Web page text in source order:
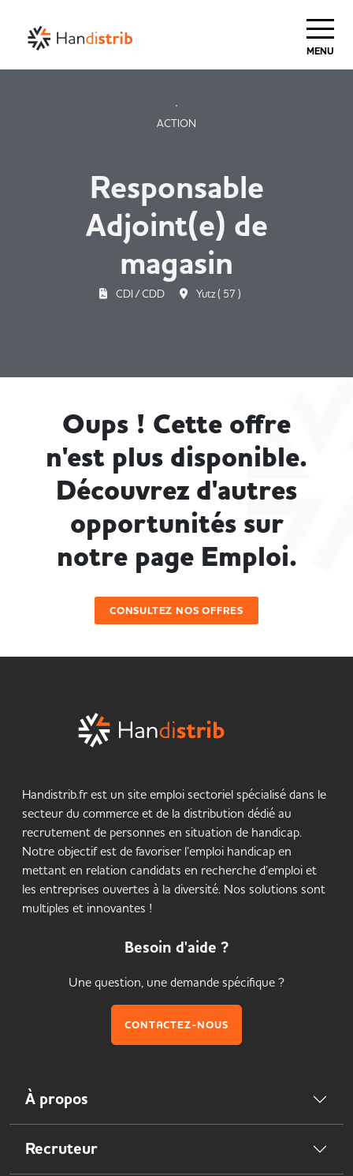
MENU
ACTION
Responsable
Adjoint(e) de
magasin
CDI / CDD Yutz ( 57 )
Oups ! Cette offre
n'est plus disponible.
Découvrez d'autres
opportunités sur
notre page Emploi.
CONSULTEZ NOS OFFRES
Handistrib.fr est un site emploi sectoriel spécialisé dans le
secteur du commerce et de la distribution dédié au
recrutement de personnes en situation de handicap.
Notre objectif est de favoriser l’emploi handicap en
mettant en relation candidats en recherche d’emploi et
les entreprises ouvertes à la diversité. Nos solutions sont
multiples et innovantes !
Besoin d'aide ?
Une question, une demande spécifique ?
CONTACTEZ-NOUS
À propos
Recruteur